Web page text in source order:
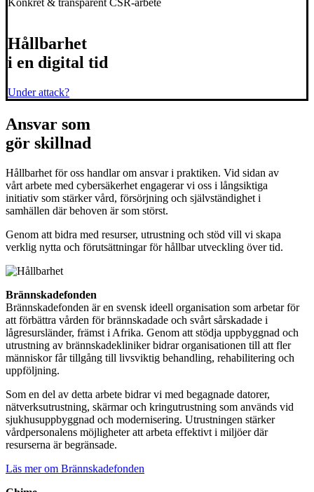
Konkret & transparent CSR-arbete
Hållbarhet
i en digital tid
Under attack?
Ansvar som
gör skillnad
Hållbarhet för oss handlar om ansvar i praktiken. Vid sidan av
vårt arbete med cybersäkerhet engagerar vi oss i långsiktiga
initiativ som stärker vård, försörjning och självständighet i
samhällen där behoven är som störst.
Genom att bidra med resurser, utrustning och stöd vill vi skapa
verklig nytta och förutsättningar för hållbar utveckling över tid.
Brännskadefonden
Brännskadefonden är en svensk ideell organisation som arbetar för
att förbättra vården för brännskadade och svårt sårskadade i
lågresursländer, främst i Afrika. Genom att stödja uppbyggnad och
utrustning av brännskadekliniker bidrar organisationen till att fler
människor får tillgång till livsviktig behandling, rehabilitering och
uppföljning.
Som en del av detta arbete bidrar vi med begagnade datorer,
nätverksutrustning, skärmar och kringutrustning som används vid
sjukhusuppbyggnad och modernisering. Utrustningen stärker
vårdpersonalens möjligheter att arbeta effektivt i miljöer där
resurserna är begränsade.
Läs mer om Brännskadefonden